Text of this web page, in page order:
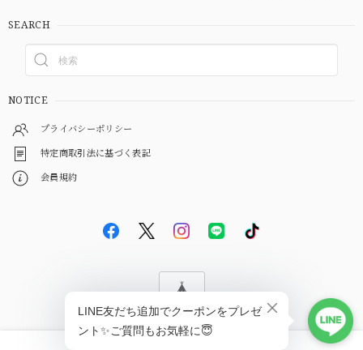
SEARCH
NOTICE
プライバシーポリシー
特定商取引法に基づく表記
会員規約
© EBiS GEM